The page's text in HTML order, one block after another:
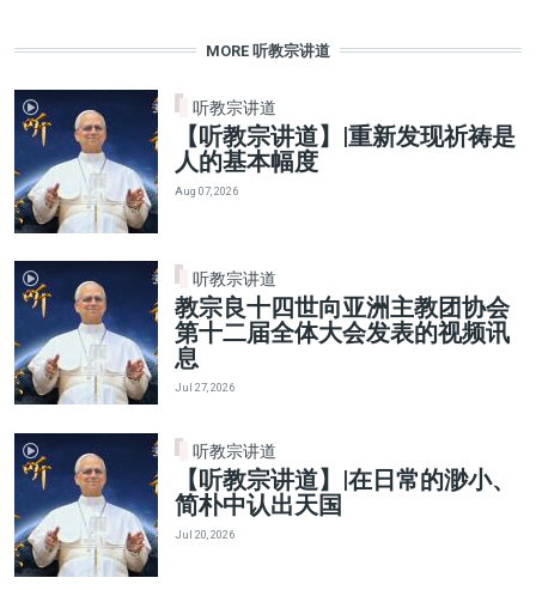
MORE 听教宗讲道
听教宗讲道
【听教宗讲道】|重新发现祈祷是
人的基本幅度
Aug 07, 2026
听教宗讲道
教宗良十四世向亚洲主教团协会
第十二届全体大会发表的视频讯
息
Jul 27, 2026
听教宗讲道
【听教宗讲道】|在日常的渺小、
简朴中认出天国
Jul 20, 2026